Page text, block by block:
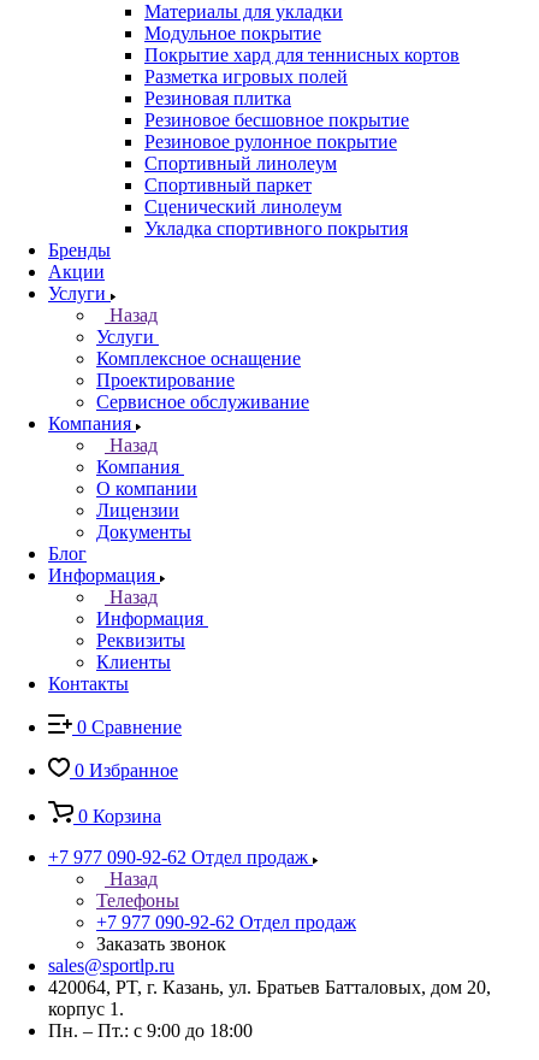
Материалы для укладки
Модульное покрытие
Покрытие хард для теннисных кортов
Разметка игровых полей
Резиновая плитка
Резиновое бесшовное покрытие
Резиновое рулонное покрытие
Спортивный линолеум
Спортивный паркет
Сценический линолеум
Укладка спортивного покрытия
Бренды
Акции
Услуги
Назад
Услуги
Комплексное оснащение
Проектирование
Сервисное обслуживание
Компания
Назад
Компания
О компании
Лицензии
Документы
Блог
Информация
Назад
Информация
Реквизиты
Клиенты
Контакты
0 Сравнение
0 Избранное
0 Корзина
+7 977 090-92-62 Отдел продаж
Назад
Телефоны
+7 977 090-92-62 Отдел продаж
Заказать звонок
sales@sportlp.ru
420064, PT, г. Казань, ул. Братьев Батталовых, дом 20,
корпус 1.
Пн. – Пт.: с 9:00 до 18:00